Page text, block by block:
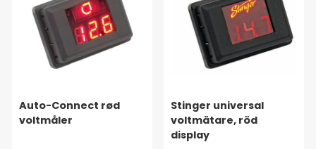
Auto-Connect rød
voltmåler
Stinger universal
voltmätare, röd
display